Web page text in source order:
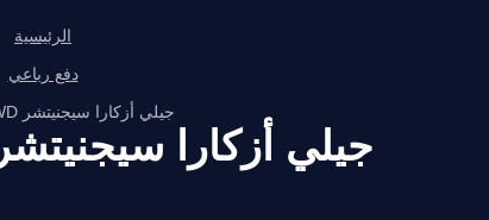
الرئيسية
دفع رباعي
جيلي أزكارا سيجنيتشر 4WD أوتوماتيك
جيلي أزكارا سيجنيتشر 4WD أوتوماتيك